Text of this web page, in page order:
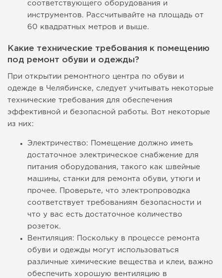
соответствующего оборудования и
инструментов. Рассчитывайте на площадь от
60 квадратных метров и выше.
Какие технические требования к помещению
под ремонт обуви и одежды?
При открытии ремонтного центра по обуви и
одежде в Челябинске, следует учитывать некоторые
технические требования для обеспечения
эффективной и безопасной работы. Вот некоторые
из них:
Электричество: Помещение должно иметь
достаточное электрическое снабжение для
питания оборудования, такого как швейные
машины, станки для ремонта обуви, утюги и
прочее. Проверьте, что электропроводка
соответствует требованиям безопасности и
что у вас есть достаточное количество
розеток.
Вентиляция: Поскольку в процессе ремонта
обуви и одежды могут использоваться
различные химические вещества и клеи, важно
обеспечить хорошую вентиляцию в